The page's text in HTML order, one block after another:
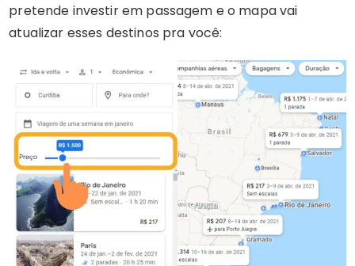
pretende investir em passagem e o mapa vai
atualizar esses destinos pra você: